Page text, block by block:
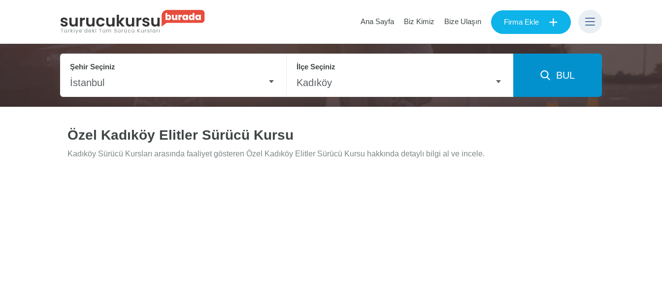
Ana Sayfa Biz Kimiz Bize Ulaşın Firma Ekle +
Şehir Seçiniz
İstanbul
İlçe Seçiniz
Kadıköy
BUL
Özel Kadıköy Elitler Sürücü Kursu
Kadıköy Sürücü Kursları arasında faaliyet gösteren Özel Kadıköy Elitler Sürücü Kursu hakkında detaylı bilgi al ve incele.